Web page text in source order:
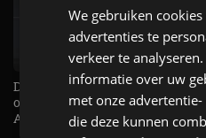
De Renault Twingo heeft een
opvallende snelheidsmeter! -
AutoRAI TV
We gebruiken
advertenties te
verkeer te
informatie over uw
met onze
die deze kunnen